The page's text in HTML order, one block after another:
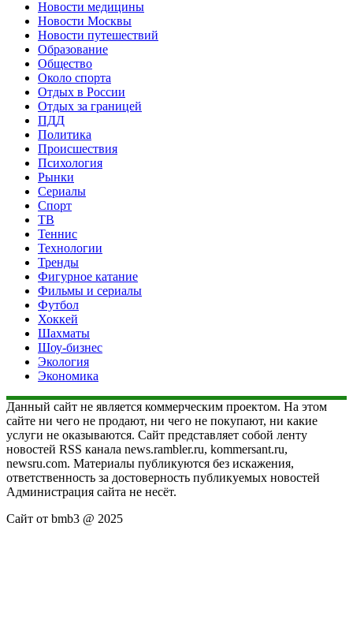
Новости медицины
Новости Москвы
Новости путешествий
Образование
Общество
Около спорта
Отдых в России
Отдых за границей
ПДД
Политика
Происшествия
Психология
Рынки
Сериалы
Спорт
ТВ
Теннис
Технологии
Тренды
Фигурное катание
Фильмы и сериалы
Футбол
Хоккей
Шахматы
Шоу-бизнес
Экология
Экономика
Данный сайт не является коммерческим проектом. На этом
сайте ни чего не продают, ни чего не покупают, ни какие
услуги не оказываются. Сайт представляет собой ленту
новостей RSS канала news.rambler.ru, kommersant.ru,
newsru.com. Материалы публикуются без искажения,
ответственность за достоверность публикуемых новостей
Администрация сайта не несёт.
Сайт от bmb3 @ 2025